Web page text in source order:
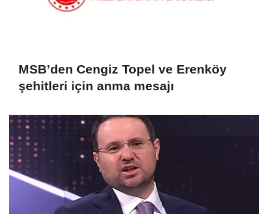
MSB’den Cengiz Topel ve Erenköy
şehitleri için anma mesajı